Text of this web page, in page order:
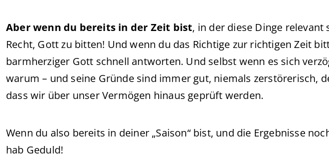
Aber wenn du bereits in der Zeit bist, in der diese Dinge relevant
Recht, Gott zu bitten! Und wenn du das Richtige zur richtigen Zeit
barmherziger Gott schnell antworten. Und selbst wenn es sich
warum – und seine Gründe sind immer gut, niemals zerstörerisch,
dass wir über unser Vermögen hinaus geprüft werden.
Wenn du also bereits in deiner „Saison“ bist, und die Ergebnisse
hab Geduld!